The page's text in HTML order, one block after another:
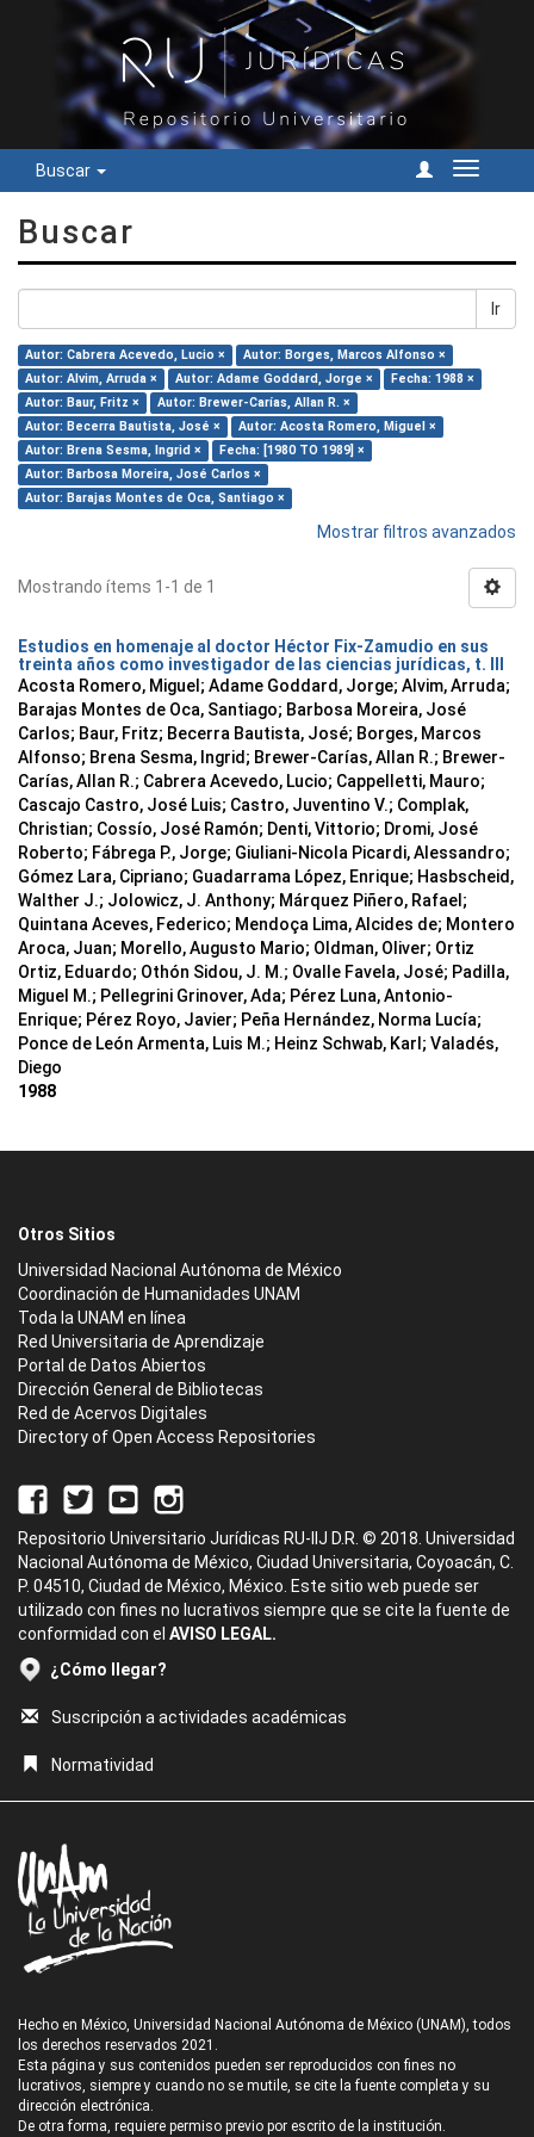
Buscar
Cambiar
Buscar
Ir
Autor: Cabrera Acevedo, Lucio ×
Autor: Borges, Marcos Alfonso ×
Autor: Alvim, Arruda ×
Autor: Adame Goddard, Jorge ×
Fecha: 1988 ×
Autor: Baur, Fritz ×
Autor: Brewer-Carías, Allan R. ×
Autor: Becerra Bautista, José ×
Autor: Acosta Romero, Miguel ×
Autor: Brena Sesma, Ingrid ×
Fecha: [1980 TO 1989] ×
Autor: Barbosa Moreira, José Carlos ×
Autor: Barajas Montes de Oca, Santiago ×
Mostrar filtros avanzados
Mostrando ítems 1-1 de 1
Estudios en homenaje al doctor Héctor Fix-Zamudio en sus
treinta años como investigador de las ciencias jurídicas, t. III
Acosta Romero, Miguel; Adame Goddard, Jorge; Alvim, Arruda;
Barajas Montes de Oca, Santiago; Barbosa Moreira, José
Carlos; Baur, Fritz; Becerra Bautista, José; Borges, Marcos
Alfonso; Brena Sesma, Ingrid; Brewer-Carías, Allan R.; Brewer-
Carías, Allan R.; Cabrera Acevedo, Lucio; Cappelletti, Mauro;
Cascajo Castro, José Luis; Castro, Juventino V.; Complak,
Christian; Cossío, José Ramón; Denti, Vittorio; Dromi, José
Roberto; Fábrega P., Jorge; Giuliani-Nicola Picardi, Alessandro;
Gómez Lara, Cipriano; Guadarrama López, Enrique; Hasbscheid,
Walther J.; Jolowicz, J. Anthony; Márquez Piñero, Rafael;
Quintana Aceves, Federico; Mendoça Lima, Alcides de; Montero
Aroca, Juan; Morello, Augusto Mario; Oldman, Oliver; Ortiz
Ortiz, Eduardo; Othón Sidou, J. M.; Ovalle Favela, José; Padilla,
Miguel M.; Pellegrini Grinover, Ada; Pérez Luna, Antonio-
Enrique; Pérez Royo, Javier; Peña Hernández, Norma Lucía;
Ponce de León Armenta, Luis M.; Heinz Schwab, Karl; Valadés,
Diego
1988
Otros Sitios
Universidad Nacional Autónoma de México
Coordinación de Humanidades UNAM
Toda la UNAM en línea
Red Universitaria de Aprendizaje
Portal de Datos Abiertos
Dirección General de Bibliotecas
Red de Acervos Digitales
Directory of Open Access Repositories
Repositorio Universitario Jurídicas RU-IIJ D.R. © 2018. Universidad
Nacional Autónoma de México, Ciudad Universitaria, Coyoacán, C.
P. 04510, Ciudad de México, México. Este sitio web puede ser
utilizado con fines no lucrativos siempre que se cite la fuente de
conformidad con el AVISO LEGAL.
¿Cómo llegar?
Suscripción a actividades académicas
Normatividad
Hecho en México, Universidad Nacional Autónoma de México (UNAM), todos
los derechos reservados 2021.
Esta página y sus contenidos pueden ser reproducidos con fines no
lucrativos, siempre y cuando no se mutile, se cite la fuente completa y su
dirección electrónica.
De otra forma, requiere permiso previo por escrito de la institución.